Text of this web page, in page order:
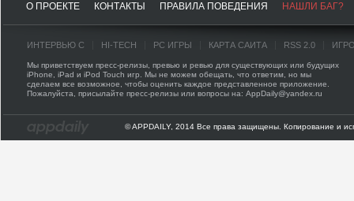
О ПРОЕКТЕ КОНТАКТЫ ПРАВИЛА ПОВЕДЕНИЯ НАШЛИ БАГ?
ИНТЕРВЬЮ С HI-TECH PC ИГРЫ КАРТА САЙТА RSS 2.0
Мы приветствуем пресс-релизы, превью и ревью для существующих или будущих
iPhone, iPad и iPod Touch игр. Мы не можем обещать, что ответим, но мы
сделаем все возможное, чтобы оценить каждое представленное приложение.
Пожалуйста, присылайте пресс-релизы или вопросы на: AppDaily@yandex.ru
© APPDAILY, 2014 Все права защищены. Копирование и